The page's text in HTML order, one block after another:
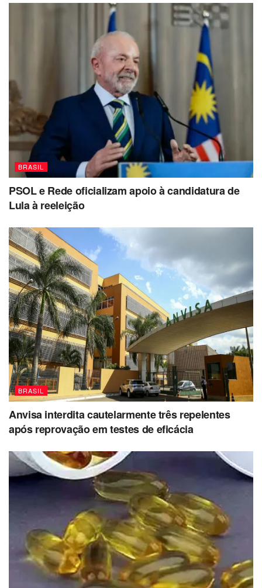
BRASIL
PSOL e Rede oficializam apoio à candidatura de
Lula à reeleição
BRASIL
Anvisa interdita cautelarmente três repelentes
após reprovação em testes de eficácia